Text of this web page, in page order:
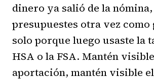
dinero ya salió de la
presupuestes otra vez como
solo porque luego usaste la
HSA o la FSA. Mantén
aportación, mantén visible